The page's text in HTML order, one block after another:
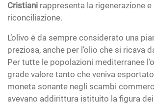
Cristiani rappresenta la rigenerazione e
riconciliazione.
L’olivo è da sempre considerato una
preziosa, anche per l’olio che si ricava
Per tutte le popolazioni mediterranee
grade valore tanto che veniva
moneta sonante negli scambi
avevano addirittura istituito la figura dei